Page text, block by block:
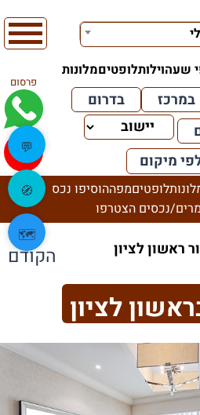
שעהוילותלופטיםמלונות
פרסום
במרכז
בדרום
מיקום
לופטיםמפההוסיפו נכס
נכסים הצטרפו
הקודם
לציון
💬
🧭
🗺️